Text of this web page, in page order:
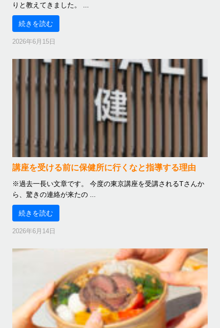
りと教えてきました。 ...
続きを読む
2026年6月15日
講座を受ける前に保健所に行くなと指導する理由
※過去一長い文章です。 今度の東京講座を受講されるTさんか
ら、驚きの連絡が来たの ...
続きを読む
2026年6月14日